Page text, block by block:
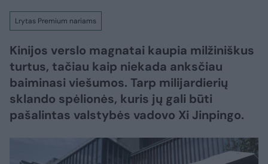
Lrytas Premium nariams
Kinijos verslo magnatai kaupia milžiniškus
turtus, tačiau kaip niekada anksčiau
baiminasi viešumos. Tarp milijardierių
sklando spėlionės, kuris jų gali būti
pašalintas valstybės vadovo Xi Jinpingo.